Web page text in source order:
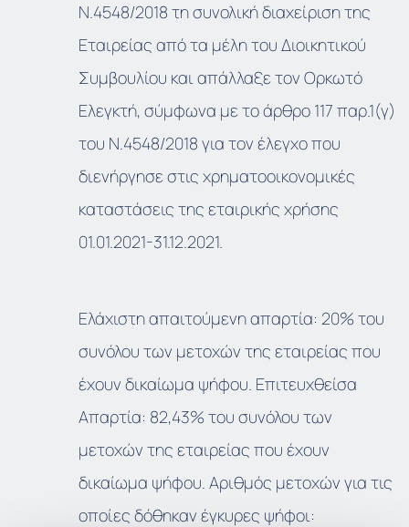
Ν.4548/2018 τη συνολική διαχείριση της
Εταιρείας από τα μέλη του Διοικητικού
Συμβουλίου και απάλλαξε τον Ορκωτό
Ελεγκτή, σύμφωνα με το άρθρο 117 παρ.1(γ)
του Ν.4548/2018 για τον έλεγχο που
διενήργησε στις χρηματοοικονομικές
καταστάσεις της εταιρικής χρήσης
01.01.2021-31.12.2021.
Ελάχιστη απαιτούμενη απαρτία: 20% του
συνόλου των μετοχών της εταιρείας που
έχουν δικαίωμα ψήφου. Επιτευχθείσα
Απαρτία: 82,43% του συνόλου των
μετοχών της εταιρείας που έχουν
δικαίωμα ψήφου. Αριθμός μετοχών για τις
οποίες δόθηκαν έγκυρες ψήφοι: